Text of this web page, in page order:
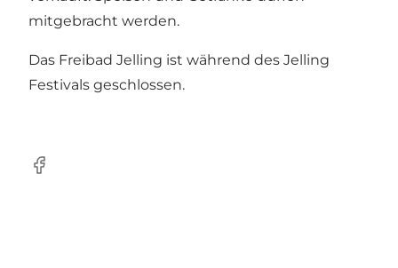
mitgebracht werden.
Das Freibad Jelling ist während des Jelling
Festivals geschlossen.
Facebook